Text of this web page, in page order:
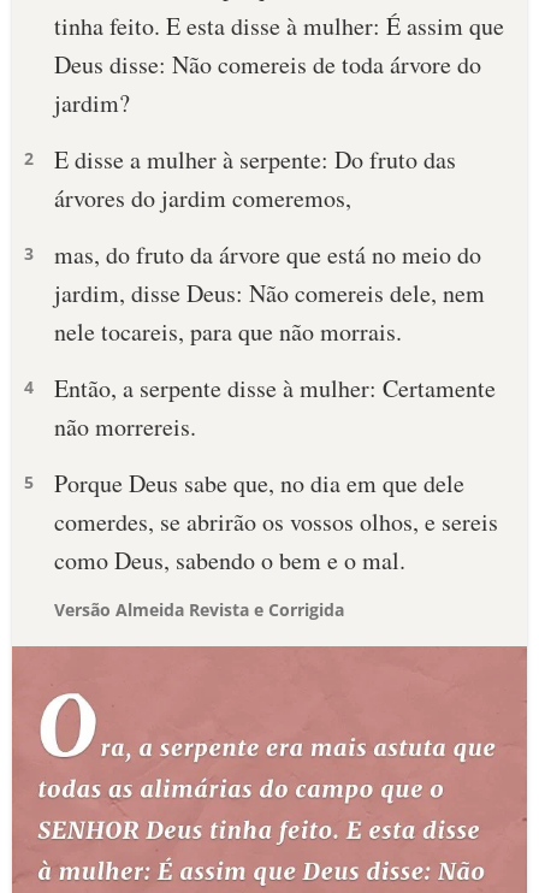
tinha feito. E esta disse à mulher: É assim que
Deus disse: Não comereis de toda árvore do
jardim?
2
E disse a mulher à serpente: Do fruto das
árvores do jardim comeremos,
3
mas, do fruto da árvore que está no meio do
jardim, disse Deus: Não comereis dele, nem
nele tocareis, para que não morrais.
4
Então, a serpente disse à mulher: Certamente
não morrereis.
5
Porque Deus sabe que, no dia em que dele
comerdes, se abrirão os vossos olhos, e sereis
como Deus, sabendo o bem e o mal.
Versão Almeida Revista e Corrigida